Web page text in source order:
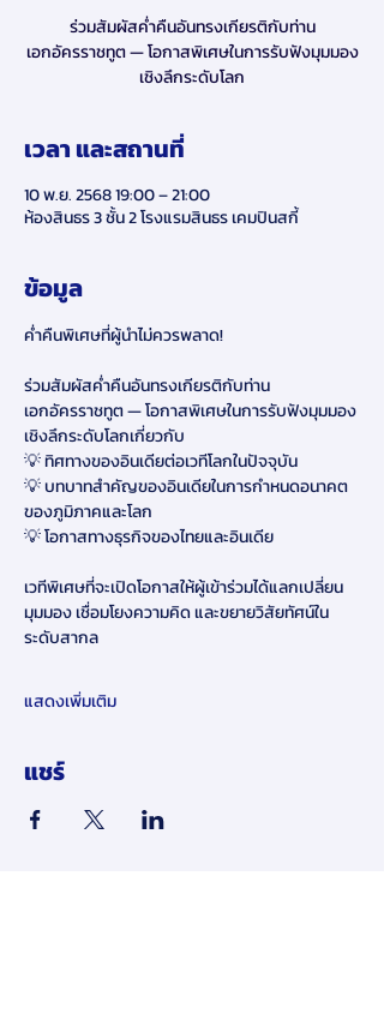
ร่วมสัมผัสค่ำคืนอันทรงเกียรติกับท่าน
เอกอัครราชทูต — โอกาสพิเศษในการรับฟังมุมมอง
เชิงลึกระดับโลก
เวลา และสถานที่
10 พ.ย. 2568 19:00 – 21:00
ห้องสินธร 3 ชั้น 2 โรงแรมสินธร เคมปินสกี้
ข้อมูล
ค่ำคืนพิเศษที่ผู้นำไม่ควรพลาด!
ร่วมสัมผัสค่ำคืนอันทรงเกียรติกับท่าน
เอกอัครราชทูต — โอกาสพิเศษในการรับฟังมุมมอง
เชิงลึกระดับโลกเกี่ยวกับ
💡 ทิศทางของอินเดียต่อเวทีโลกในปัจจุบัน
💡 บทบาทสำคัญของอินเดียในการกำหนดอนาคต
ของภูมิภาคและโลก
💡 โอกาสทางธุรกิจของไทยและอินเดีย
เวทีพิเศษที่จะเปิดโอกาสให้ผู้เข้าร่วมได้แลกเปลี่ยน
มุมมอง เชื่อมโยงความคิด และขยายวิสัยทัศน์ใน
ระดับสากล
แสดงเพิ่มเติม
แชร์